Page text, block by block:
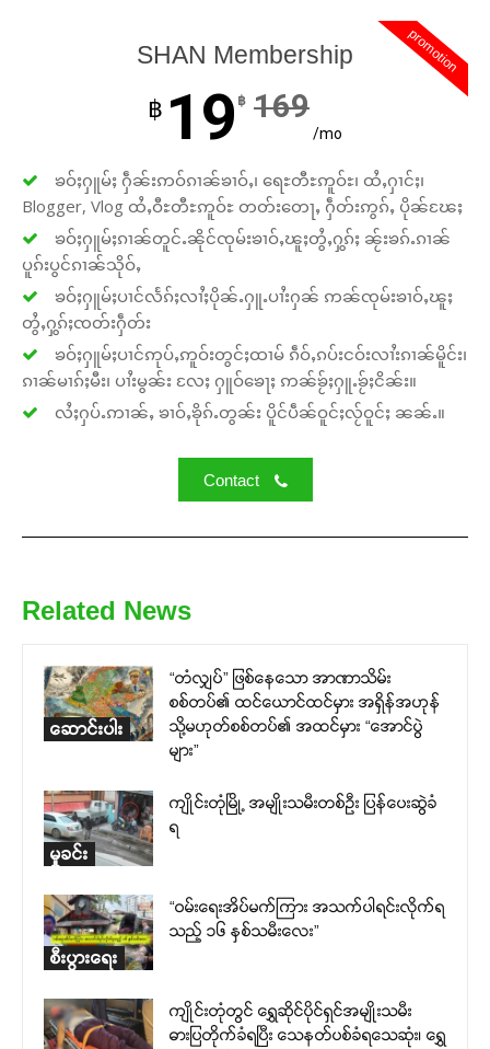
promotion
SHAN Membership
฿ 19 ฿ 169
/mo
ၶဝ်ႈႁူမ်ႈ ႁဵၼ်းဢဝ်ၵၢၼ်ၶၢဝ်ႇ၊ ရေႊတီႊဢူဝ်ႊ၊ ထႆႇႁၢင်ႈ၊
Blogger, Vlog ထႆႇဝီႊတီႊဢူဝ်ႊ တတ်းတေႃႇ ႁဵတ်းဢွၵ်ႇ ပိုၼ်ၽႄႈ
ၶဝ်ႈႁူမ်ႈၵၢၼ်တူင်ႉၼိုင်ၸုမ်းၶၢဝ်ႇၽူႈတွႆႇႁွၵ်ႈ ၼႂ်းၶၵ်ႉၵၢၼ်
ပူၵ်းပွင်ၵၢၼ်သိုဝ်ႇ
ၶဝ်ႈႁူမ်ႈပၢင်လႅၵ်ႈလၢႆႈပိုၼ်ႉႁူႉပၢႆးႁၼ် ဢၼ်ၸုမ်းၶၢဝ်ႇၽူႈ
တွႆႇႁွၵ်ႈၸတ်းႁဵတ်း
ၶဝ်ႈႁူမ်ႈပၢင်ဢုပ်ႇဢူဝ်းတွင်ႈထၢမ် ၵဵဝ်ႇၵပ်းငဝ်းလၢႆးၵၢၼ်မိူင်း၊
ၵၢၼ်မၢၵ်ႈမီး၊ ပၢႆးမွၼ်း လႄႈ ႁူဝ်ၶေႃႈ ဢၼ်ၶႂ်ႈႁူႉၶႂ်ႈငိၼ်း။
လႆႈႁပ်ႉဢၢၼ်ႇ ၶၢဝ်ႇၶိုၵ်ႉတွၼ်း ပိူင်ပဵၼ်ဝူင်ႈလႂ်ဝူင်ႈ ၼၼ်ႉ။
Contact
Related News
ဆောင်းပါး
“တံလျှပ်” ဖြစ်နေသော အာဏာသိမ်း
စစ်တပ်၏ ထင်ယောင်ထင်မှား အရှိန်အဟုန်
သို့မဟုတ်စစ်တပ်၏ အထင်မှား “အောင်ပွဲ
များ”
မှုခင်း
ကျိုင်းတုံမြို့ အမျိုးသမီးတစ်ဦး ပြန်ပေးဆွဲခံ
ရ
စီးပွားရေး
“ဝမ်းရေးအိပ်မက်ကြား အသက်ပါရင်းလိုက်ရ
သည့် ၁၆ နှစ်သမီးလေး”
ကျိုင်းတုံတွင် ရွှေဆိုင်ပိုင်ရှင်အမျိုးသမီး
ဓားပြတိုက်ခံရပြီး သေနတ်ပစ်ခံရသေဆုံး၊ ရွှေ